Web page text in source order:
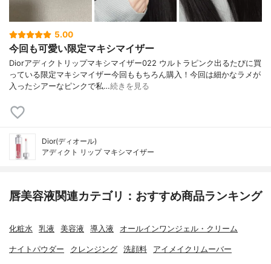
5.00
今回も可愛い限定マキシマイザー
Diorアディクトリップマキシマイザー022 ウルトラピンク出るたびに買
っている限定マキシマイザー今回ももちろん購入！今回は細かなラメが
入ったシアーなピンクで私…続きを見る
Dior(ディオール)
アディクト リップ マキシマイザー
唇美容液関連カテゴリ：おすすめ商品ランキング
化粧水 乳液 美容液 導入液 オールインワンジェル・クリーム
ナイトパウダー クレンジング 洗顔料 アイメイクリムーバー